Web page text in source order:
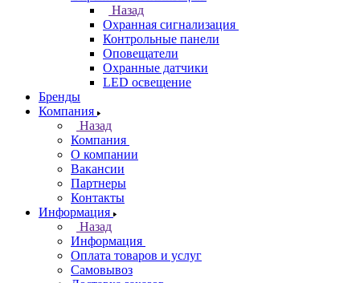
Назад
Охранная сигнализация
Контрольные панели
Оповещатели
Охранные датчики
LED освещение
Бренды
Компания
Назад
Компания
О компании
Вакансии
Партнеры
Контакты
Информация
Назад
Информация
Оплата товаров и услуг
Самовывоз